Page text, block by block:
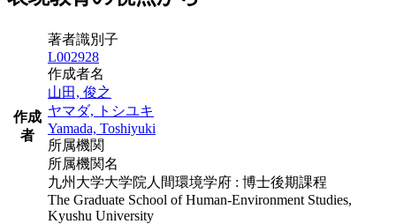
作成
者
著者識別子
L002928
作成者名
山田, 俊之
ヤマダ, トシユキ
Yamada, Toshiyuki
所属機関
所属機関名
九州大学大学院人間環境学府 : 博士後期課程
The Graduate School of Human-Environment Studies,
Kyushu University